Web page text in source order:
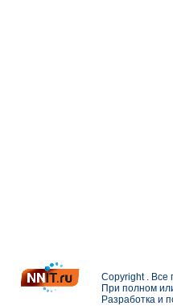
Copyright .
При полном
Разработка и